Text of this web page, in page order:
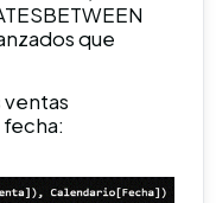
que
ventas
fecha: